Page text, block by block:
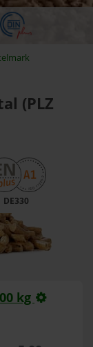
(PLZ
DE330
kg